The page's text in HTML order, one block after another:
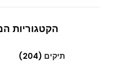
הקטגוריות
תיקים (204)